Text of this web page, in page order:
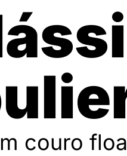
couro